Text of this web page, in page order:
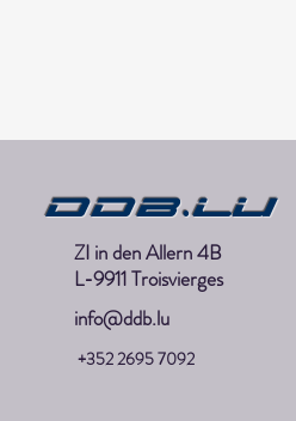
DDB.lu
ZI in den Allern 4B
L-9911 Troisvierges
info@ddb.lu
+352 2695 7092